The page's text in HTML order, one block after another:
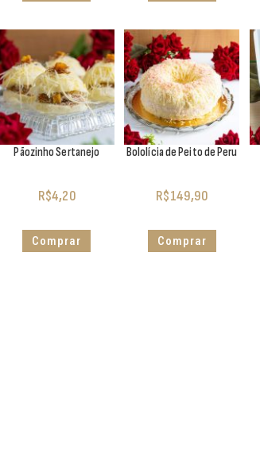
Pãozinho Sertanejo
R$4,20
Comprar
Bololícia de Peito de Peru
R$149,90
Comprar